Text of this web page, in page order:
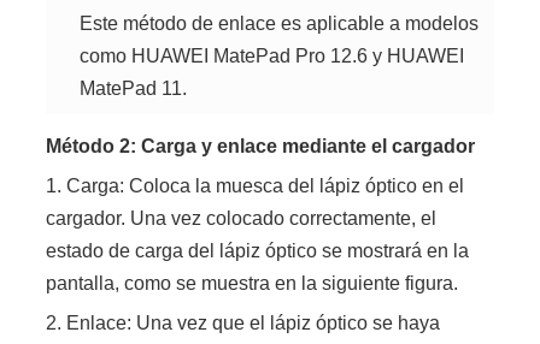
Este método de enlace es aplicable a modelos
como HUAWEI MatePad Pro 12.6 y HUAWEI
MatePad 11.
Método 2: Carga y enlace mediante el cargador
1. Carga: Coloca la muesca del lápiz óptico en el
cargador. Una vez colocado correctamente, el
estado de carga del lápiz óptico se mostrará en la
pantalla, como se muestra en la siguiente figura.
2. Enlace: Una vez que el lápiz óptico se haya